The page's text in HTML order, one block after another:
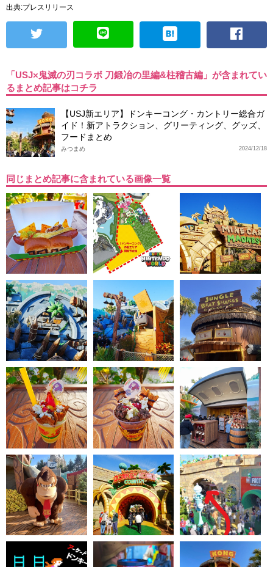
出典:プレスリリース
「USJ×鬼滅の刃コラボ 刀鍛冶の里編&柱稽古編」が含まれてい
るまとめ記事はコチラ
【USJ新エリア】ドンキーコング・カントリー総合ガ
イド！新アトラクション、グリーティング、グッズ、
フードまとめ
2024/12/18
みつまめ
同じまとめ記事に含まれている画像一覧